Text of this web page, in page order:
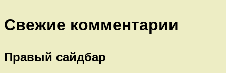
Свежие комментарии
Правый сайдбар